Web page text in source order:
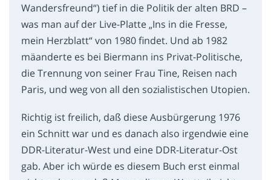
Wandersfreund“) tief in die Politik der alten BRD –
was man auf der Live-Platte „Ins in die Fresse,
mein Herzblatt“ von 1980 findet. Und ab 1982
mäanderte es bei Biermann ins Privat-Politische,
die Trennung von seiner Frau Tine, Reisen nach
Paris, und weg von all den sozialistischen Utopien.
Richtig ist freilich, daß diese Ausbürgerung 1976
ein Schnitt war und es danach also irgendwie eine
DDR-Literatur-West und eine DDR-Literatur-Ost
gab. Aber ich würde es diesem Buch erst einmal